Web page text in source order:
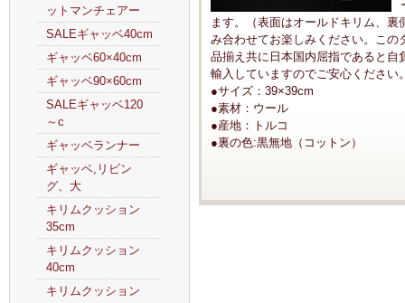
ットマンチェアー
SALEギャッベ40cm
ギャッベ60×40cm
ギャッベ90×60cm
SALEギャッベ120
～c
ギャッベランナー
ギャッベ,リビン
グ、大
キリムクッション
35cm
キリムクッション
40cm
キリムクッション
ます。（表面はオールドキリム、
み合わせてお楽しみください。こ
品揃え共に日本国内屈指であると
輸入していますのでご安心ください
●サイズ：39×39cm
●素材：ウール
●産地：トルコ
●裏の色:黒無地（コットン）